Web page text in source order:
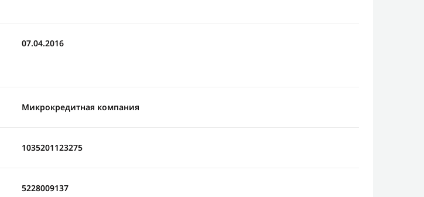
07.04.2016
Микрокредитная компания
1035201123275
5228009137